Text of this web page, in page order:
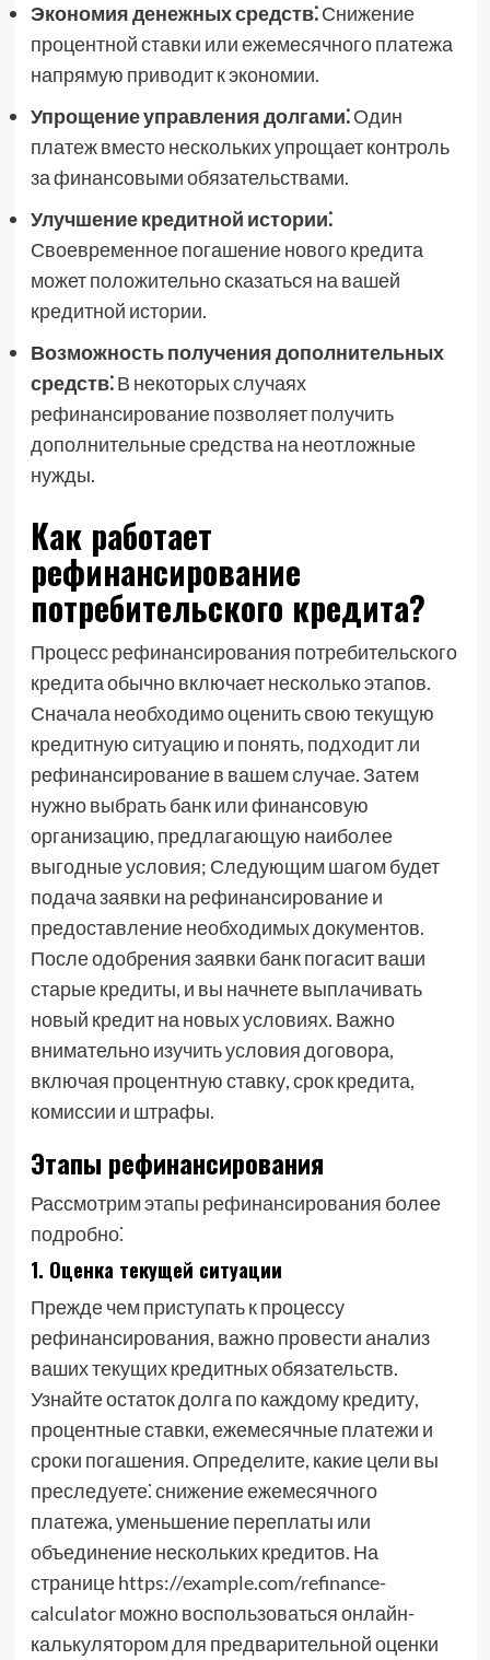
Экономия денежных средств⁚Снижение
процентной ставки или ежемесячного платежа
напрямую приводит к экономии.
Упрощение управления долгами⁚Один
платеж вместо нескольких упрощает контроль
за финансовыми обязательствами.
Улучшение кредитной истории⁚
Своевременное погашение нового кредита
может положительно сказаться на вашей
кредитной истории.
Возможность получения дополнительных
средств⁚В некоторых случаях
рефинансирование позволяет получить
дополнительные средства на неотложные
нужды.
Как работает
рефинансирование
потребительского кредита?
Процесс рефинансирования потребительского
кредита обычно включает несколько этапов.
Сначала необходимо оценить свою текущую
кредитную ситуацию и понять, подходит ли
рефинансирование в вашем случае. Затем
нужно выбрать банк или финансовую
организацию, предлагающую наиболее
выгодные условия; Следующим шагом будет
подача заявки на рефинансирование и
предоставление необходимых документов.
После одобрения заявки банк погасит ваши
старые кредиты, и вы начнете выплачивать
новый кредит на новых условиях. Важно
внимательно изучить условия договора,
включая процентную ставку, срок кредита,
комиссии и штрафы.
Этапы рефинансирования
Рассмотрим этапы рефинансирования более
подробно⁚
1. Оценка текущей ситуации
Прежде чем приступать к процессу
рефинансирования, важно провести анализ
ваших текущих кредитных обязательств.
Узнайте остаток долга по каждому кредиту,
процентные ставки, ежемесячные платежи и
сроки погашения. Определите, какие цели вы
преследуете⁚ снижение ежемесячного
платежа, уменьшение переплаты или
объединение нескольких кредитов. На
странице https://example.com/refinance-
calculator можно воспользоваться онлайн-
калькулятором для предварительной оценки